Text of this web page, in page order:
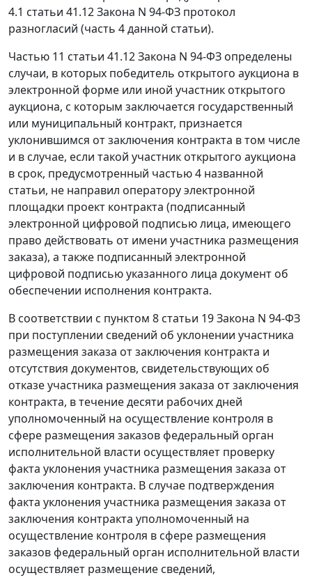
4.1 статьи 41.12Закона N 94-ФЗ протокол
разногласий (часть 4данной статьи).
Частью 11 статьи 41.12Закона N 94-ФЗ определены
случаи, в которых победитель открытого аукциона в
электронной форме или иной участник открытого
аукциона, с которым заключается государственный
или муниципальный контракт, признается
уклонившимся от заключения контракта в том числе
и в случае, если такой участник открытого аукциона
в срок, предусмотренный частью 4 названной
статьи, не направил оператору электронной
площадки проект контракта (подписанный
электронной цифровой подписьюлица, имеющего
право действовать от имени участника размещения
заказа), а также подписанный электронной
цифровой подписью указанного лица документ об
обеспечении исполнения контракта.
В соответствии с пунктом 8 статьи 19Закона N 94-ФЗ
при поступлении сведений об уклонении участника
размещения заказа от заключения контракта и
отсутствия документов, свидетельствующих об
отказе участника размещения заказа от заключения
контракта, в течение десяти рабочих дней
уполномоченный на осуществление контроля в
сфере размещения заказов федеральный орган
исполнительной власти осуществляет проверку
факта уклонения участника размещения заказа от
заключения контракта. В случае подтверждения
факта уклонения участника размещения заказа от
заключения контракта уполномоченный на
осуществление контроля в сфере размещения
заказов федеральный орган исполнительной власти
осуществляет размещение сведений,